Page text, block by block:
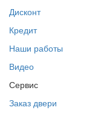
Дисконт
Кредит
Наши работы
Видео
Сервис
Заказ двери